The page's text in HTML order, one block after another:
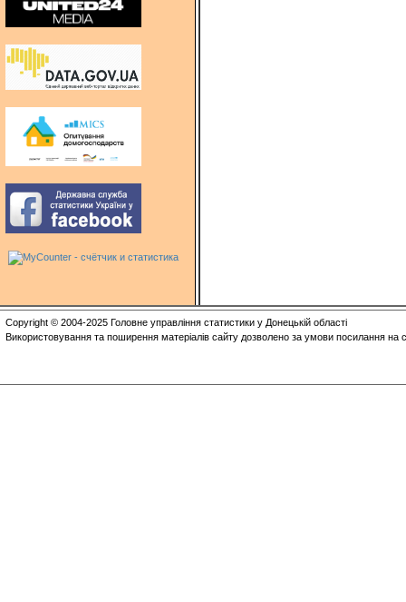
Copyright © 2004-2025 Головне управління статистики у Донецькій області
Використовування та поширення матеріалів сайту дозволено за умови посилання на